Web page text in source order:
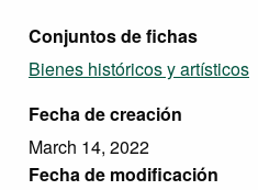
Conjuntos de fichas
Bienes históricos y artísticos
Fecha de creación
March 14, 2022
Fecha de modificación